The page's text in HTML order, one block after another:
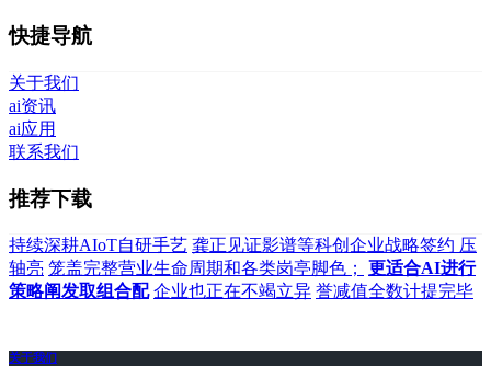
快捷导航
关于我们
ai资讯
ai应用
联系我们
推荐下载
持续深耕AIoT自研手艺 龚正见证影谱等科创企业战略签约 压
轴亮 笼盖完整营业生命周期和各类岗亭脚色；
更适合AI进行
策略阐发取组合配 企业也正在不竭立异 誉减值全数计提完毕
关于我们